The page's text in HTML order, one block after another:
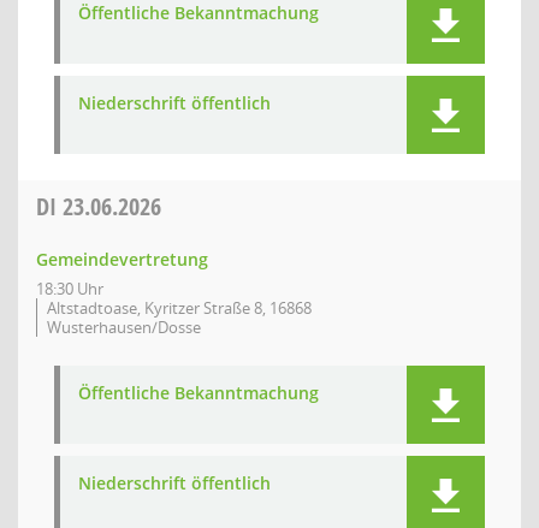
Öffentliche Bekanntmachung
Niederschrift öffentlich
DI 23.06.2026
Gemeindevertretung
18:30 Uhr
Altstadtoase, Kyritzer Straße 8, 16868
Wusterhausen/Dosse
Öffentliche Bekanntmachung
Niederschrift öffentlich